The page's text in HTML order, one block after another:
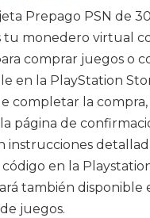
Prepago PSN de
tu monedero virtual
comprar juegos o
en la PlayStation
completar la
página de
instrucciones
en la
también disponible
juegos.